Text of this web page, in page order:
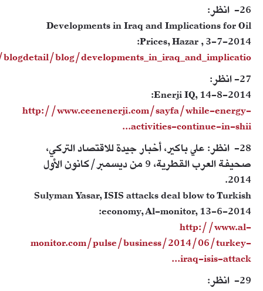
26- انظر:
Developments in Iraq and Implications for Oil
Prices, Hazar , 3-7-2014:
blog/developments_in_iraq_and_implicatio...
27- انظر:
Enerji IQ, 14-8-2014:
http://www.ceenenerji.com/sayfa/while-energy-
activities-continue-in-shii...
28- انظر: علي باكير، أخبار جيدة للاقتصاد التركي،
صحيفة العرب القطرية، 9 من ديسمبر/كانون الأول
2014.
Sulyman Yasar, ISIS attacks deal blow to Turkish
economy, Al-monitor, 13-6-2014:
http://www.al-
monitor.com/pulse/business/2014/06/turkey-
iraq-isis-attack...
29- انظر: